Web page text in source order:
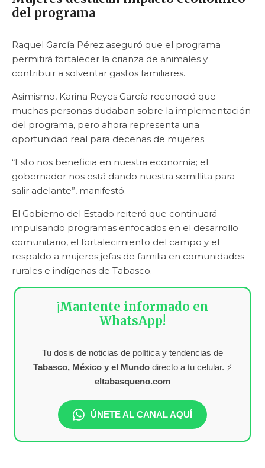
del programa
Raquel García Pérez aseguró que el programa
permitirá fortalecer la crianza de animales y
contribuir a solventar gastos familiares.
Asimismo, Karina Reyes García reconoció que
muchas personas dudaban sobre la implementación
del programa, pero ahora representa una
oportunidad real para decenas de mujeres.
“Esto nos beneficia en nuestra economía; el
gobernador nos está dando nuestra semillita para
salir adelante”, manifestó.
El Gobierno del Estado reiteró que continuará
impulsando programas enfocados en el desarrollo
comunitario, el fortalecimiento del campo y el
respaldo a mujeres jefas de familia en comunidades
rurales e indígenas de Tabasco.
¡Mantente informado en
WhatsApp!
Tu dosis de noticias de política y tendencias de
Tabasco, México y el Mundodirecto a tu celular. ⚡
eltabasqueno.com
ÚNETE AL CANAL AQUÍ